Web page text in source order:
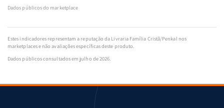
Dados públicos do marketplace
Estes indicadores representam a reputação da Livraria Família Cristã/Penkal nos
marketplaces e não avaliações específicas deste produto.
Dados públicos consultados em julho de 2026.